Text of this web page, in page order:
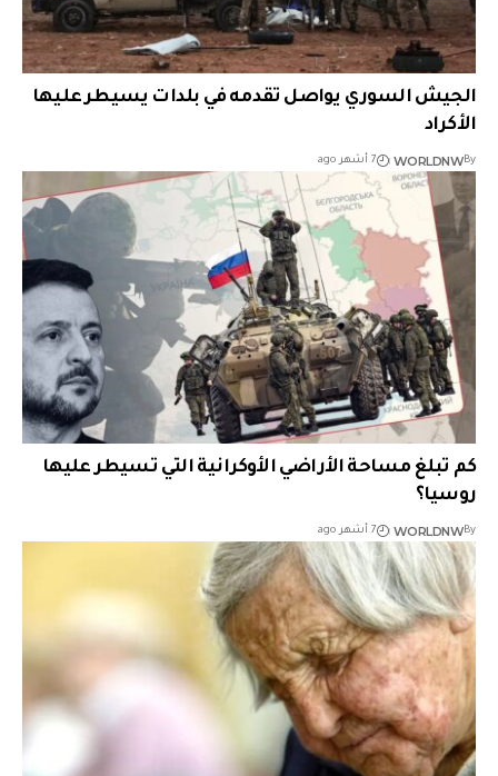
الجيش السوري يواصل تقدمه في بلدات يسيطر عليها
الأكراد
By
WORLDNW 7 أشهر ago
كم تبلغ مساحة الأراضي الأوكرانية التي تسيطر عليها
روسيا؟
By
WORLDNW 7 أشهر ago